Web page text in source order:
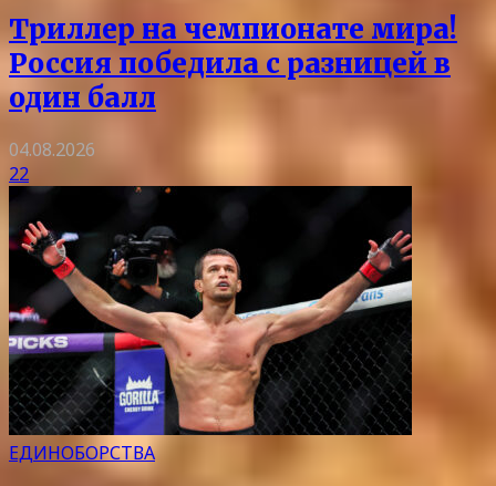
Триллер на чемпионате мира!
Россия победила с разницей в
один балл
04.08.2026
22
ЕДИНОБОРСТВА